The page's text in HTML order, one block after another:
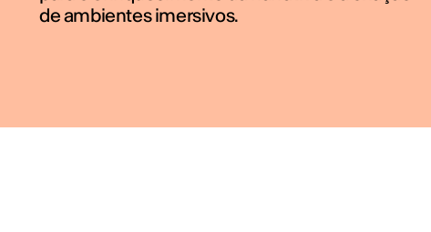
de ambientes imersivos.